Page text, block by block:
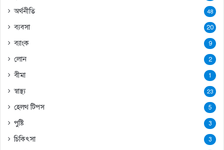
অর্থনীতি 48
ব্যবসা 20
ব্যাংক 9
লোন 2
বীমা 1
স্বাস্থ্য 23
হেলথ টিপস 5
পুষ্টি 3
চিকিৎসা 3